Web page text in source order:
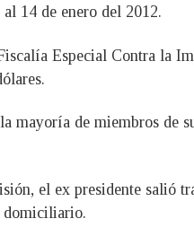
14 de enero del 2012.
Especial Contra la
mayoría de miembros de
el ex presidente salió
domiciliario.